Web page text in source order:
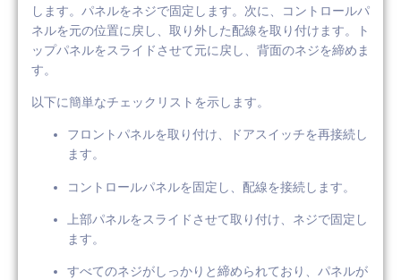
します。パネルをネジで固定します。次に、コントロールパ
ネルを元の位置に戻し、取り外した配線を取り付けます。ト
ップパネルをスライドさせて元に戻し、背面のネジを締めま
す。
以下に簡単なチェックリストを示します。
フロントパネルを取り付け、ドアスイッチを再接続し
ます。
コントロールパネルを固定し、配線を接続します。
上部パネルをスライドさせて取り付け、ネジで固定し
ます。
すべてのネジがしっかりと締められており、パネルが